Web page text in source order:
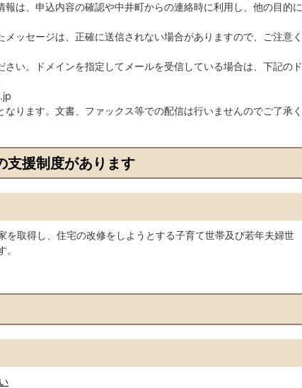
報は、申込内容の確認や中井町からの連絡時に利用し、他の目的に
ッセージは、正確に送信されない場合がありますので、ご注意く
さい。ドメインを指定してメールを受信している場合は、下記のド
ります。文書、ファックス等での配信は行いませんのでご了承く
支援制度があります
を取得し、住宅の改修をしようとする子育て世帯及び若年夫婦世